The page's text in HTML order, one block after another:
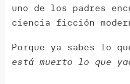
uno de los padres
ciencia ficción
Porque ya sabes lo
está muerto lo que